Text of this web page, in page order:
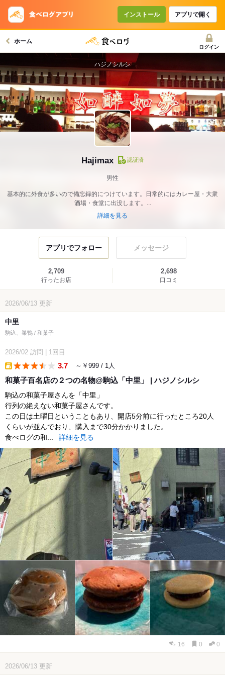
インストール アプリで開く
ホーム
ログイン
Hajimax 認証済
男性
基本的に外食が多いので備忘録的につけています。日常的にはカレー屋・大衆
酒場・食堂に出没します。...
詳細を見る
ハジノシルシ
アプリでフォロー メッセージ
2,709
行ったお店
2,698
口コミ
2026/06/13 更新
中里
駒込、巣鴨 / 和菓子
2026/02 訪問 1回目
3.7 ～￥999 / 1人
和菓子百名店の２つの名物@駒込「中里」 | ハジノシルシ
駒込の和菓子屋さんを「中里」
行列の絶えない和菓子屋さんです。
この日は土曜日ということもあり、開店5分前に行ったところ20人
くらいが並んでおり、購入まで30分かかりました。
食べログの和...
詳細を見る
16 0 0
2026/06/13 更新